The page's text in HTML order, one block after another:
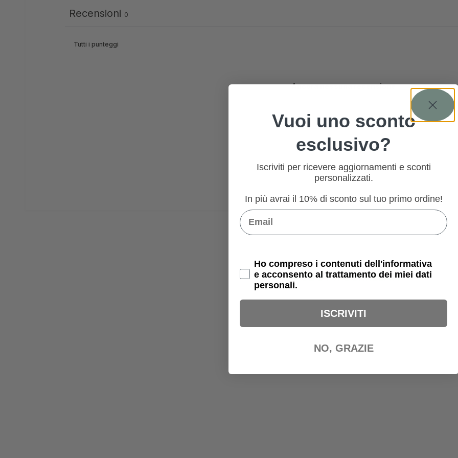
Recensioni 0
Ancora nessuna recensione
PRODOTTI CORRELATI
Vuoi uno sconto
esclusivo?
Iscriviti per ricevere aggiornamenti e sconti
personalizzati.
In più avrai il 10% di sconto sul tuo primo ordine!
Email
Privacy Policy
Ho compreso i contenuti dell'informativa
e acconsento al trattamento dei miei dati
personali.
ISCRIVITI
NO, GRAZIE